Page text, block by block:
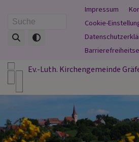
zum
Suche
Impressum
Cookie-
Ev.-Luth. Kirchengemeinde